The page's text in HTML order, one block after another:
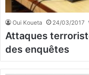
Oui Koueta 24/03/2017
Attaques
des enquêtes